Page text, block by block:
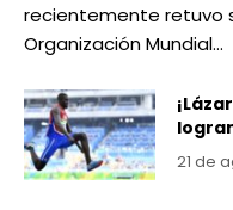
recientemente retuvo
Organización Mundial…
21 de